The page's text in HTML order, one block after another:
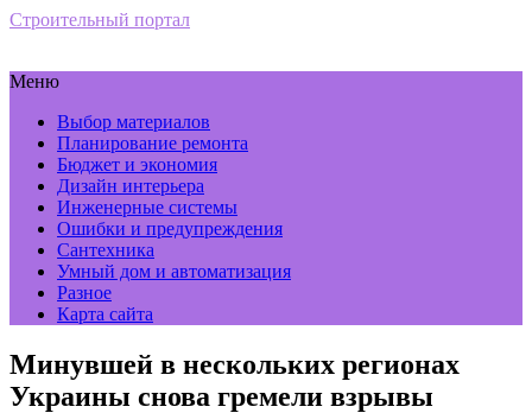
Строительный портал
Меню
Выбор материалов
Планирование ремонта
Бюджет и экономия
Дизайн интерьера
Инженерные системы
Ошибки и предупреждения
Сантехника
Умный дом и автоматизация
Разное
Карта сайта
Минувшей в нескольких регионах
Украины снова гремели взрывы